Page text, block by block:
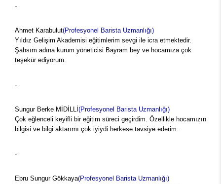
-
Ahmet Karabulut(Profesyonel Barista Uzmanlığı)
Yıldız Gelişim Akademisi eğitimlerim sevgi ile icra etmektedir.
Şahsım adına kurum yöneticisi Bayram bey ve hocamıza çok
teşekür ediyorum.
-
Sungur Berke MİDİLLİ (Profesyonel Barista Uzmanlığı)
Çok eğlenceli keyifli bir eğitim süreci geçirdim. Özellikle hocamızın
bilgisi ve bilgi aktarımı çok iyiydi herkese tavsiye ederim.
-
Ebru Sungur Gökkaya(Profesyonel Barista Uzmanlığı)